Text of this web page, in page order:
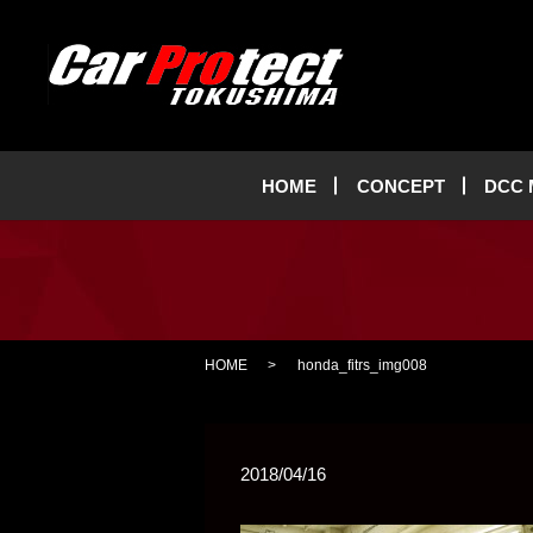
HOME CONCEPT DCC
HOME honda_fitrs_img008
2018/04/16